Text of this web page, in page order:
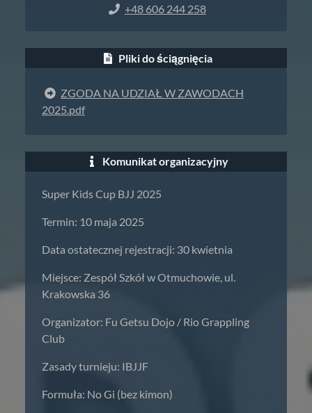
+48 606 244 258
Pliki do ściągnięcia
ZGODA NA UDZIAŁ W ZAWODACH
2025.pdf
Komunikat organizacyjny
Super Kids Cup BJJ 2025
Termin: 10 maja 2025
Data ostatecznej rejestracji: 30 kwietnia
Miejsce: Zespół Szkół w Otmuchowie, ul.
Krakowska 36
Organizator: Fu Getsu Dojo / Rio Grappling
Club
Zasady turnieju: IBJJF
Formuła: No Gi (bez kimon)